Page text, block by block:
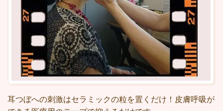
耳つぼへの刺激はセラミックの粒を置くだけ！皮膚呼吸が